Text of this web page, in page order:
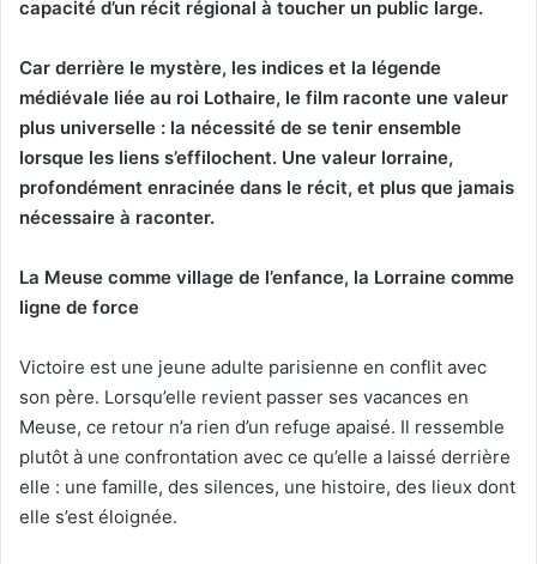
capacité d’un récit régional à toucher un public large.
Car derrière le mystère, les indices et la légende
médiévale liée au roi Lothaire, le film raconte une valeur
plus universelle : la nécessité de se tenir ensemble
lorsque les liens s’effilochent. Une valeur lorraine,
profondément enracinée dans le récit, et plus que jamais
nécessaire à raconter.
La Meuse comme village de l’enfance, la Lorraine comme
ligne de force
Victoire est une jeune adulte parisienne en conflit avec
son père. Lorsqu’elle revient passer ses vacances en
Meuse, ce retour n’a rien d’un refuge apaisé. Il ressemble
plutôt à une confrontation avec ce qu’elle a laissé derrière
elle : une famille, des silences, une histoire, des lieux dont
elle s’est éloignée.